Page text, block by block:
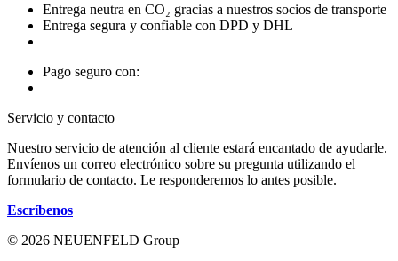
Entrega neutra en CO₂ gracias a nuestros socios de transporte
Entrega segura y confiable con DPD y DHL
Pago seguro con:
Servicio y contacto
Nuestro servicio de atención al cliente estará encantado de ayudarle.
Envíenos un correo electrónico sobre su pregunta utilizando el
formulario de contacto. Le responderemos lo antes posible.
Escríbenos
© 2026 NEUENFELD Group